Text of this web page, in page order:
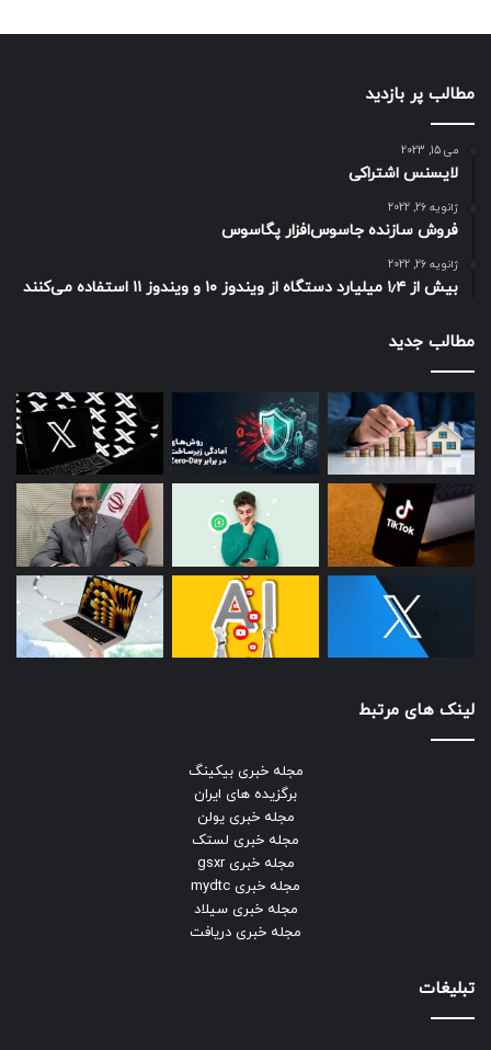
مطالب پر بازدید
می 15, 2023
لایسنس اشتراکی
ژانویه 26, 2022
فروش سازنده جاسوس‌افزار پگاسوس
ژانویه 26, 2022
بیش از ۱٫۴ میلیارد دستگاه از ویندوز ۱۰ و ویندوز ۱۱ استفاده می‌کنند
مطالب جدید
لینک های مرتبط
مجله خبری بیکینگ
برگزیده های ایران
مجله خبری یولن
مجله خبری لستک
مجله خبری gsxr
مجله خبری mydtc
مجله خبری سیلاد
مجله خبری دریافت
تبلیغات